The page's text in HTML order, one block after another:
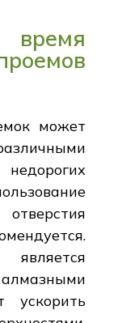
может
ускорить